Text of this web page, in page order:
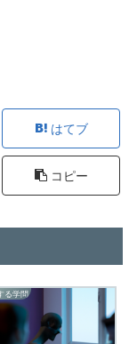
はてブ
コピー
る学問